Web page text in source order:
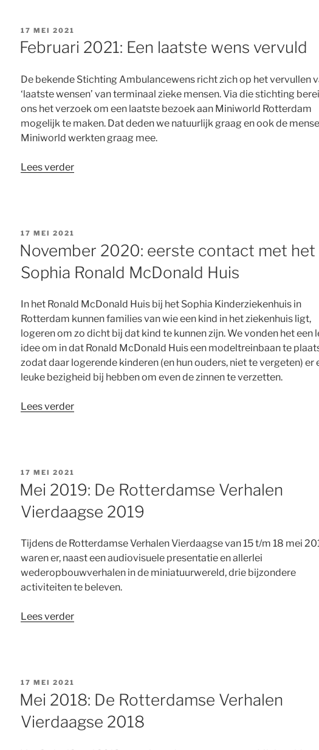
GEPLAATST
OP
17 MEI 2021
Februari 2021: Een laatste wens vervuld
De bekende Stichting Ambulancewens richt zich op het vervullen
‘laatste wensen’ van terminaal zieke mensen. Via die stichting
ons het verzoek om een laatste bezoek aan Miniworld Rotterdam
mogelijk te maken. Dat deden we natuurlijk graag en ook de
Miniworld werkten graag mee.
Lees verder“Februari
vervuld”
GEPLAATST
17 MEI 2021
November 2020: eerste contact met het
Sophia Ronald McDonald Huis
In het Ronald McDonald Huis bij het Sophia Kinderziekenhuis in
Rotterdam kunnen families van wie een kind in het ziekenhuis ligt,
logeren om zo dicht bij dat kind te kunnen zijn. We vonden het een
idee om in dat Ronald McDonald Huis een modeltreinbaan te
zodat daar logerende kinderen (en hun ouders, niet te vergeten) er
leuke bezigheid bij hebben om even de zinnen te verzetten.
Lees verder“November
het
Sophia
Ronald
McDonald
Huis”
GEPLAATST
OP
17 MEI 2021
Mei 2019: De Rotterdamse Verhalen
Vierdaagse 2019
Tijdens de Rotterdamse Verhalen Vierdaagse van 15 t/m 18 mei
waren er, naast een audiovisuele presentatie en allerlei
wederopbouwverhalen in de miniatuurwereld, drie bijzondere
activiteiten te beleven.
Lees verder“Mei
2019”
GEPLAATST
OP
17 MEI 2021
Mei 2018: De Rotterdamse Verhalen
Vierdaagse 2018